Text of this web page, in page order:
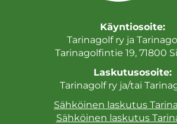
Käyntiosoite:
Tarinagolf ry ja
Tarinagolfintie 19, 71800
Laskutusosoite:
Tarinagolf ry ja/tai
Sähköinen laskutus
Sähköinen laskutus